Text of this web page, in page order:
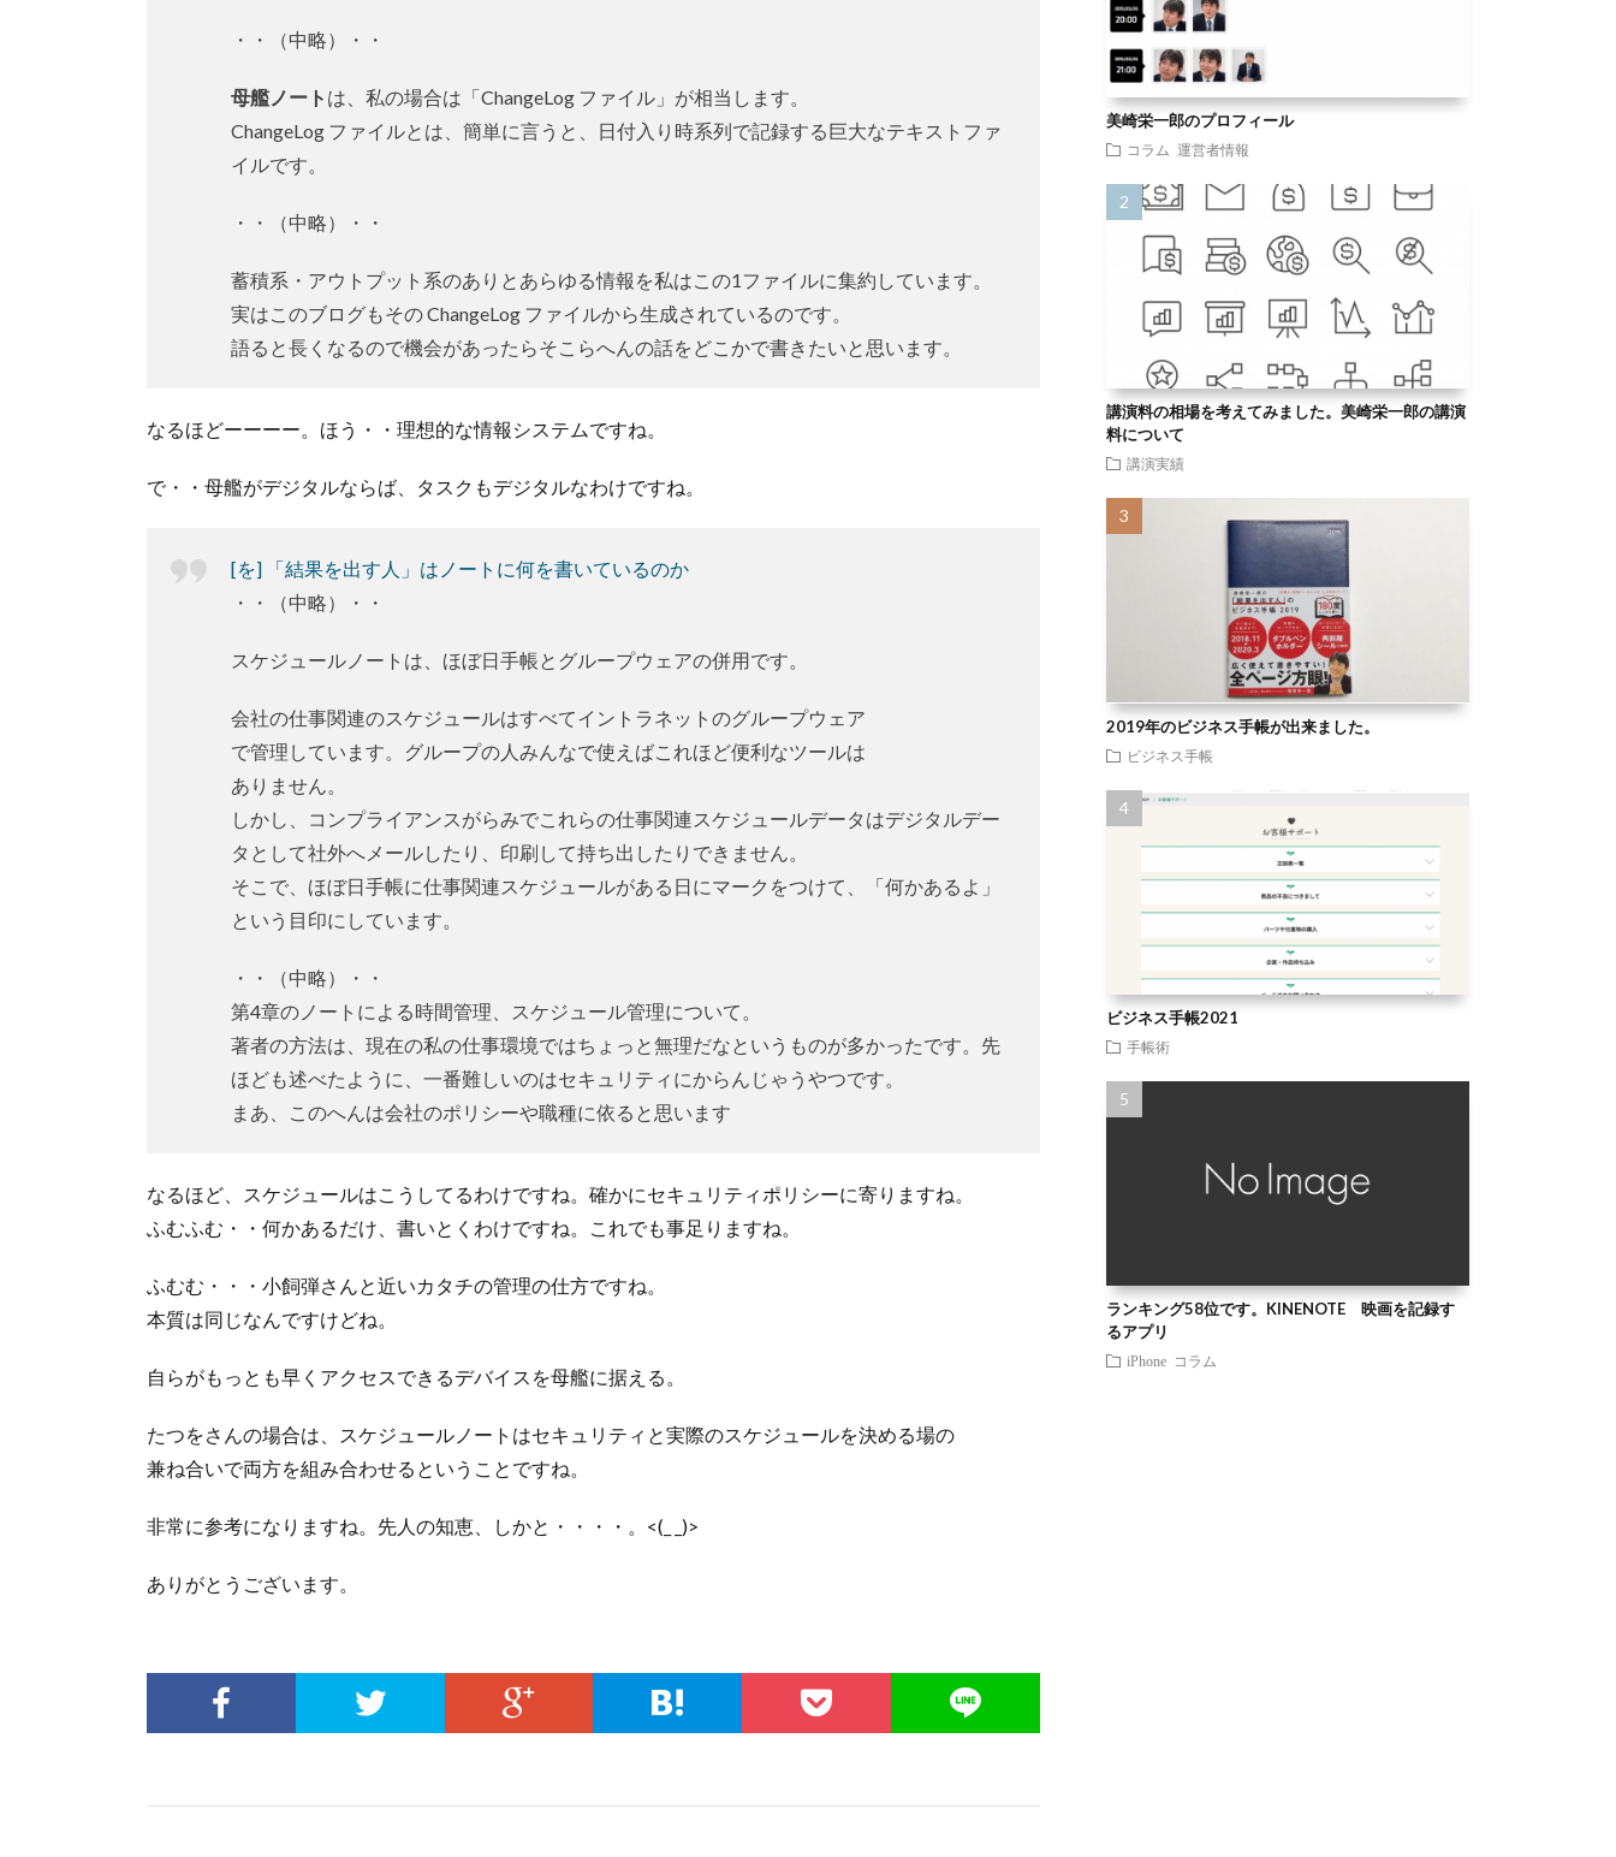
・・（中略）・・
母艦ノート は、私の場合は「ChangeLog ファイル」が相当します。
ChangeLog ファイルとは、簡単に言うと、日付入り時系列で記録する巨大なテキストファ
イルです。
・・（中略）・・
蓄積系・アウトプット系のありとあらゆる情報を私はこの1ファイルに集約しています。
実はこのブログもその ChangeLog ファイルから生成されているのです。
語ると長くなるので機会があったらそこらへんの話をどこかで書きたいと思います。
なるほどーーーー。ほう・・理想的な情報システムですね。
で・・母艦がデジタルならば、タスクもデジタルなわけですね。
[を] 「結果を出す人」はノートに何を書いているのか
・・（中略）・・
スケジュールノートは、ほぼ日手帳とグループウェアの併用です。
会社の仕事関連のスケジュールはすべてイントラネットのグループウェア
で管理しています。グループの人みんなで使えばこれほど便利なツールは
ありません。
しかし、コンプライアンスがらみでこれらの仕事関連スケジュールデータはデジタルデー
タとして社外へメールしたり、印刷して持ち出したりできません。
そこで、ほぼ日手帳に仕事関連スケジュールがある日にマークをつけて、「何かあるよ」
という目印にしています。
・・（中略）・・
第4章のノートによる時間管理、スケジュール管理について。
著者の方法は、現在の私の仕事環境ではちょっと無理だなというものが多かったです。先
ほども述べたように、一番難しいのはセキュリティにからんじゃうやつです。
まあ、このへんは会社のポリシーや職種に依ると思います
なるほど、スケジュールはこうしてるわけですね。確かにセキュリティポリシーに寄りますね。
ふむふむ・・何かあるだけ、書いとくわけですね。これでも事足りますね。
ふむむ・・・小飼弾さんと近いカタチの管理の仕方ですね。
本質は同じなんですけどね。
自らがもっとも早くアクセスできるデバイスを母艦に据える。
たつをさんの場合は、スケジュールノートはセキュリティと実際のスケジュールを決める場の
兼ね合いで両方を組み合わせるということですね。
非常に参考になりますね。先人の知恵、しかと・・・・。<(_ _)>
ありがとうございます。
美崎栄一郎のプロフィール
コラム 運営者情報
講演料の相場を考えてみました。美崎栄一郎の講演
料について
講演実績
2019年のビジネス手帳が出来ました。
ビジネス手帳
ビジネス手帳2021
手帳術
ランキング58位です。KINENOTE 映画を記録す
るアプリ
iPhone コラム